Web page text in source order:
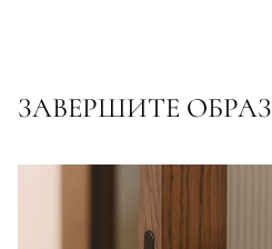
ЗАВЕРШИТЕ ОБРАЗ